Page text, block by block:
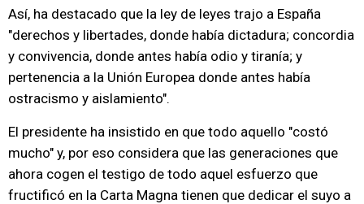
Así, ha destacado que la ley de leyes trajo a España
"derechos y libertades, donde había dictadura; concordia
y convivencia, donde antes había odio y tiranía; y
pertenencia a la Unión Europea donde antes había
ostracismo y aislamiento".
El presidente ha insistido en que todo aquello "costó
mucho" y, por eso considera que las generaciones que
ahora cogen el testigo de todo aquel esfuerzo que
fructificó en la Carta Magna tienen que dedicar el suyo a